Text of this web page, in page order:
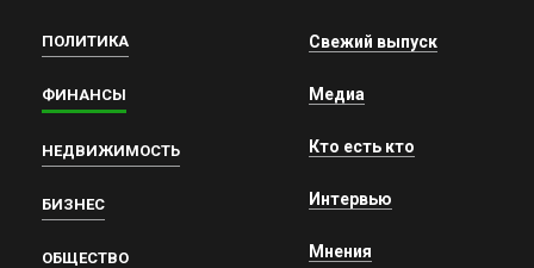
ПОЛИТИКА
ФИНАНСЫ
НЕДВИЖИМОСТЬ
БИЗНЕС
ОБЩЕСТВО
Свежий выпуск
Медиа
Кто есть кто
Интервью
Мнения